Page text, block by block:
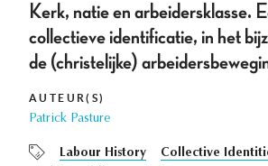
Kerk, natie en arbeidersklasse.
collectieve identificatie, in het
de (christelijke)
AUTEUR(S)
Patrick Pasture
Labour History Collective